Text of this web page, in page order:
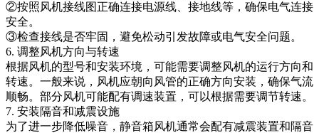
②按照风机接线图正确连接电源线、接地线等，确保电气连接
安全。
③检查接线是否牢固，避免松动引发故障或电气安全问题。
6. 调整风机方向与转速
根据风机的型号和安装环境，可能需要调整风机的运行方向和
转速。一般来说，风机应朝向风管的正确方向安装，确保气流
顺畅。部分风机可能配有调速装置，可以根据需要调节转速。
7. 安装隔音和减震设施
为了进一步降低噪音，静音箱风机通常会配有减震装置和隔音